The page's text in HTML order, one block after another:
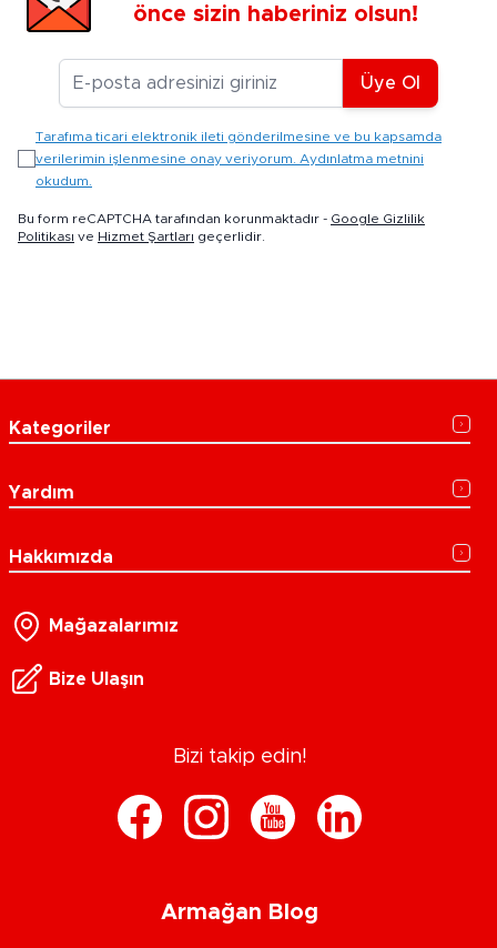
önce sizin haberiniz olsun!
E-posta Adresiniz
Üye Ol
Tarafıma ticari elektronik ileti gönderilmesine ve bu kapsamda
verilerimin işlenmesine onay veriyorum. Aydınlatma metnini
okudum.
Bu form reCAPTCHA tarafından korunmaktadır - Google Gizlilik
Politikası ve Hizmet Şartları geçerlidir.
Kategoriler
Yardım
Hakkımızda
Mağazalarımız
Bize Ulaşın
Bizi takip edin!
Armağan Blog